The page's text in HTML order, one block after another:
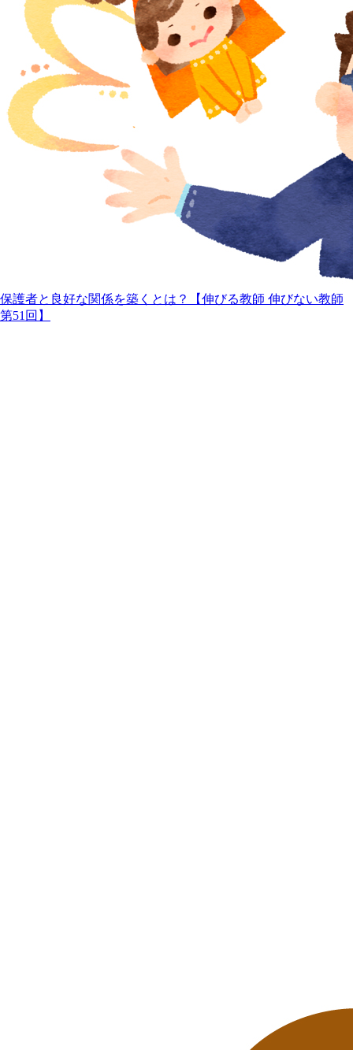
保護者と良好な関係を築くとは？【伸びる教師 伸びない教師
第51回】